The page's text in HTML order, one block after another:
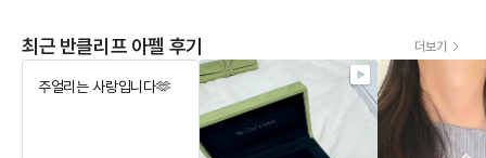
최근 반클리프 아펠 후기 더보기
주얼리는 사랑입니다🫶